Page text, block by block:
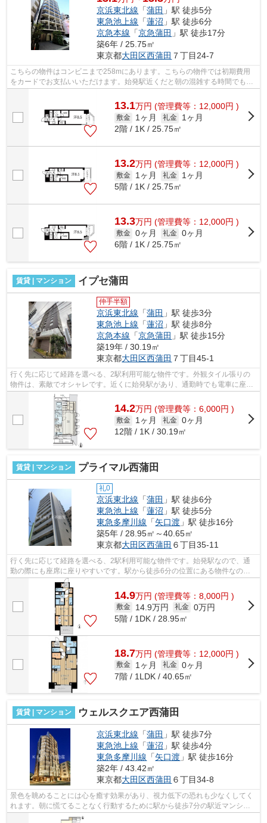
京浜東北線 「蒲田 」駅 徒歩5分
東急池上線 「蓮沼 」駅 徒歩6分
京急本線 「京急蒲田 」駅 徒歩17分
築6年 / 25.75㎡
東京都大田区西蒲田 ７丁目24-7
こちらの物件はコンビニまで258mにあります。こちらの物件では初期費用
をカードでお支払いいただけます。始発駅近くだと朝の混雑する時間でも電
車に座りやすいです。2駅利用可能でとて...
13.1万円 (管理費等：12,000円 )
敷金 1ヶ月 礼金
1ヶ月
2階 / 1K / 25.75㎡
13.2万円 (管理費等：12,000円 )
敷金 1ヶ月 礼金
1ヶ月
5階 / 1K / 25.75㎡
13.3万円 (管理費等：12,000円 )
敷金 0ヶ月 礼金 0ヶ月
6階 / 1K / 25.75㎡
賃貸 | マンション イプセ蒲田
仲手半額
京浜東北線 「蒲田 」駅 徒歩3分
東急池上線 「蓮沼 」駅 徒歩8分
京急本線 「京急蒲田 」駅 徒歩15分
築19年 / 30.19㎡
東京都大田区西蒲田 ７丁目45-1
行く先に応じて経路を選べる、2駅利用可能な物件です。外観タイル張りの
物件は、素敵でオシャレです。近くに始発駅があり、通勤時でも電車に座り
やすいです。場所が平坦なのは、ランニ...
14.2万円 (管理費等：6,000円 )
敷金 1ヶ月 礼金 0ヶ月
12階 / 1K / 30.19㎡
賃貸 | マンション プライマル西蒲田
礼0
京浜東北線 「蒲田 」駅 徒歩6分
東急池上線 「蓮沼 」駅 徒歩5分
東急多摩川線 「矢口渡 」駅 徒歩16分
築5年 / 28.95㎡～40.65㎡
東京都大田区西蒲田 ６丁目35-11
行く先に応じて経路を選べる、2駅利用可能な物件です。始発駅なので、通
勤の際にも座席に座りやすいです。駅から徒歩6分の位置にある物件なの
で、アクセスも良好です。こちらの物件は...
14.9万円 (管理費等：8,000円 )
敷金 14.9万円 礼金 0万円
5階 / 1DK / 28.95㎡
18.7万円 (管理費等：12,000円 )
敷金 1ヶ月 礼金 0ヶ月
7階 / 1LDK / 40.65㎡
賃貸 | マンション ウェルスクエア西蒲田
京浜東北線 「蒲田 」駅 徒歩7分
東急池上線 「蓮沼 」駅 徒歩4分
東急多摩川線 「矢口渡 」駅 徒歩16分
築2年 / 43.42㎡
東京都大田区西蒲田 ６丁目34-8
景色を眺めることには心を癒す効果があり、視力低下の恐れも少なくしてく
れます。朝に慌てることなく行動するために駅から徒歩7分の駅近マンショ
ンはいかがでしょうか。こちらの物件は...